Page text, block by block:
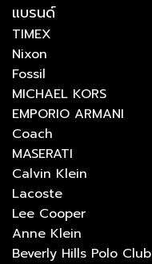
แบรนด์
TIMEX
Nixon
Fossil
MICHAEL KORS
EMPORIO ARMANI
Coach
MASERATI
Calvin Klein
Lacoste
Lee Cooper
Anne Klein
Beverly Hills Polo Club